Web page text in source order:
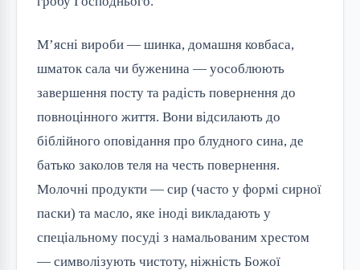
М’ясні вироби — шинка, домашня ковбаса,
шматок сала чи буженина — уособлюють
завершення посту та радість повернення до
повноцінного життя. Вони відсилають до
біблійного оповідання про блудного сина, де
батько заколов теля на честь повернення.
Молочні продукти — сир (часто у формі сирної
паски) та масло, яке іноді викладають у
спеціальному посуді з намальованим хрестом
— символізують чистоту, ніжність Божої